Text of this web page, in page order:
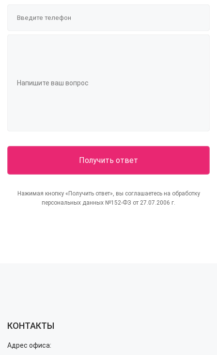
Нажимая кнопку «Получить ответ», вы соглашаетесь на обработку
персональных данных №152-ФЗ от 27.07.2006 г.
КОНТАКТЫ
Адрес офиса: